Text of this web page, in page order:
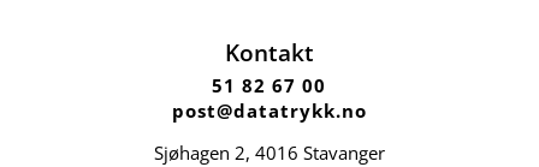
Kontakt
51 82 67 00
post@datatrykk.no
Sjøhagen 2, 4016 Stavanger